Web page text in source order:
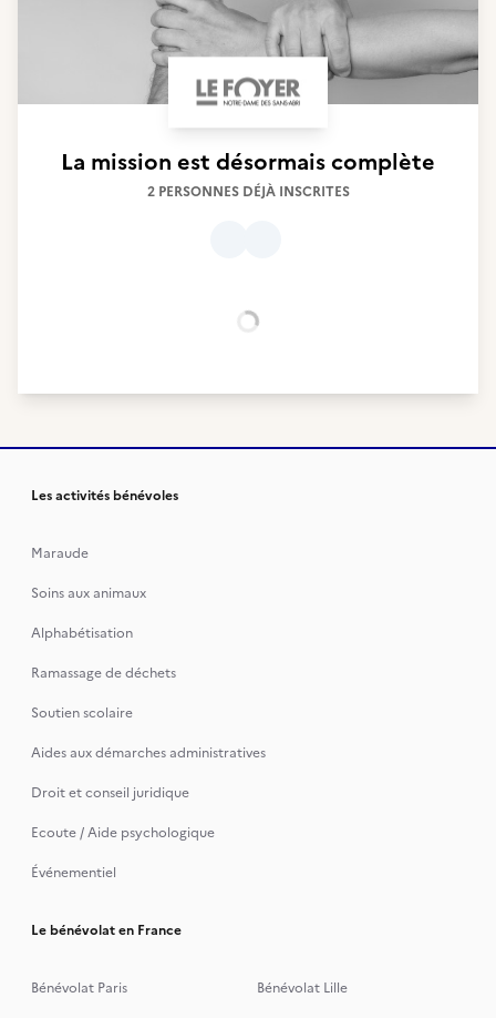
La mission est désormais complète
2 PERSONNES DÉJÀ INSCRITES
Chargement...
Les activités bénévoles
Maraude
Soins aux animaux
Alphabétisation
Ramassage de déchets
Soutien scolaire
Aides aux démarches administratives
Droit et conseil juridique
Ecoute / Aide psychologique
Événementiel
Le bénévolat en France
Bénévolat Paris
Bénévolat Lille